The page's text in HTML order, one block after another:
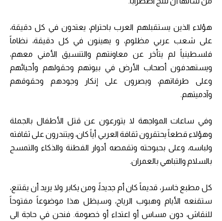
هؤلاء الذين يستقبلهم العرب باحترام، يعتدون في كل دقيقة،
على شعب عربي مظلوم، و يهينون في كل دقيقة، نظاماً
فلسطينياً لم يتأخر عن معاونتهم والتنسيق الأمني معهم،
ويستهدفون أصحاب الأرض في بيوتهم وحقولهم وأحيائهم
وعلى طرقاتهم، ويصرون على إنكار وجودهم وحقوقهم
وآدميتهم.
وفي ساعات المواجهة لا يتورعون عن قتل الأطفال بالجملة
وهؤلاء قطعاً يحتقرون ثقافة العربي أياً كان، ويتندرون على ثقافته
ولباسه، وعلى بحبوحته وتقمصه أدوار الفطنة والذكاء والتمسح
بالسلام والتباهي بالعمران.
كل مطبع خاسر، قديماً كان أم جديداً، ومن يكابر ولا يريد أن يقتنع،
ستقنعه الأيام وهبوب الرياح، وسيظل هذا موضوعاً مفتوحاً
للنقاش، دون مساس أو اعتداء أو خصومة. فنحن في حاجة الى